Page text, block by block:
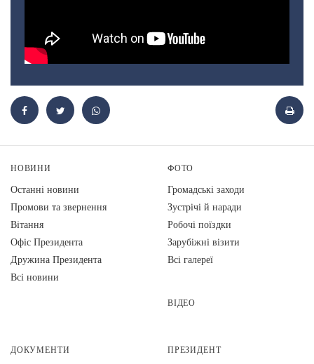
НОВИНИ
Останні новини
Промови та звернення
Вiтання
Офіс Президента
Дружина Президента
Всі новини
ФОТО
Громадські заходи
Зустрічі й наради
Робочі поїздки
Зарубіжні візити
Всі галереї
ВІДЕО
ДОКУМЕНТИ ПРЕЗИДЕНТ